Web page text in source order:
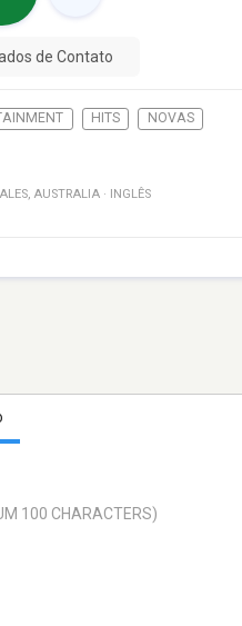
de Contato
HITS
NOVAS
, AUSTRALIA · INGLÊS